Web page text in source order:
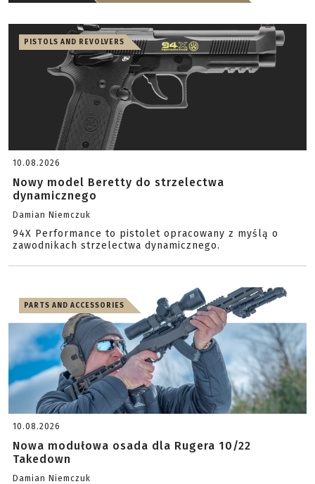
PISTOLS AND REVOLVERS
10.08.2026
Nowy model Beretty do strzelectwa
dynamicznego
Damian Niemczuk
94X Performance to pistolet opracowany z myślą o
zawodnikach strzelectwa dynamicznego.
PARTS AND ACCESSORIES
10.08.2026
Nowa modułowa osada dla Rugera 10/22
Takedown
Damian Niemczuk